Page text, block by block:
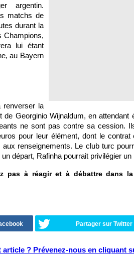
argentin.
matchs de
durant la
Champions,
lui étant
au Bayern
renverser la
Georginio Wijnaldum, en attendant
ne sont pas contre sa cession.
pour leur élément, dont le contrat
renseignements. Le club turc
départ, Rafinha pourrait privilégier
pas à réagir et à débattre dans
Partager sur Twitter
article ? Prévenez-nous en cliquant